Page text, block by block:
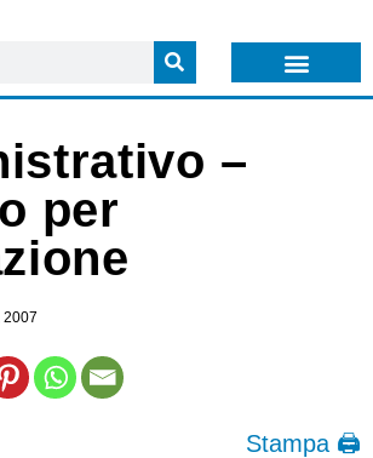
–
per
2007
Stampa 🖨